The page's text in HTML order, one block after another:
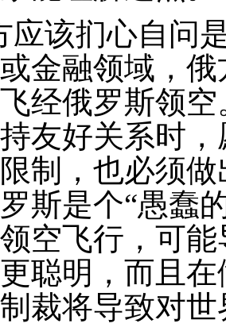
该扪心自问是
金融领域，
经俄罗斯领
友好关系时
制，也必须
斯是个“愚蠢
空飞行，可
聪明，而且
裁将导致对